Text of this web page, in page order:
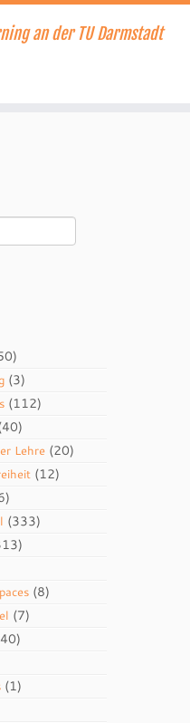
an der TU Darmstadt
(3)
(112)
Lehre (20)
(12)
(333)
(8)
(7)
(1)